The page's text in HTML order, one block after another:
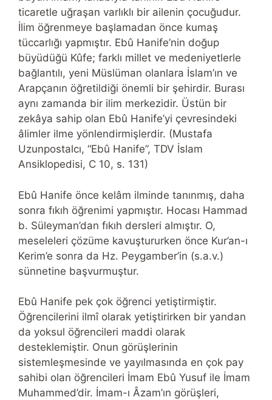
ticaretle uğraşan varlıklı bir ailenin çocuğudur.
İlim öğrenmeye başlamadan önce kumaş
tüccarlığı yapmıştır. Ebû Hanife’nin doğup
büyüdüğü Kûfe; farklı millet ve medeniyetlerle
bağlantılı, yeni Müslüman olanlara İslam’ın ve
Arapçanın öğretildiği önemli bir şehirdir. Burası
aynı zamanda bir ilim merkezidir. Üstün bir
zekâya sahip olan Ebû Hanife’yi çevresindeki
âlimler ilme yönlendirmişlerdir. (Mustafa
Uzunpostalcı, “Ebû Hanife”, TDV İslam
Ansiklopedisi, C 10, s. 131)
Ebû Hanife önce kelâm ilminde tanınmış, daha
sonra fıkıh öğrenimi yapmıştır. Hocası Hammad
b. Süleyman’dan fıkıh dersleri almıştır. O,
meseleleri çözüme kavuştururken önce Kur’an-ı
Kerim’e sonra da Hz. Peygamber’in (s.a.v.)
sünnetine başvurmuştur.
Ebû Hanife pek çok öğrenci yetiştirmiştir.
Öğrencilerini ilmî olarak yetiştirirken bir yandan
da yoksul öğrencileri maddi olarak
desteklemiştir. Onun görüşlerinin
sistemleşmesinde ve yayılmasında en çok pay
sahibi olan öğrencileri İmam Ebû Yusuf ile İmam
Muhammed’dir. İmam-ı Âzam’ın görüşleri,